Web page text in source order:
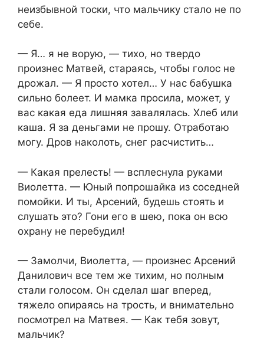
неизбывной тоски, что мальчику стало не по
себе.
— Я… я не ворую, — тихо, но твердо
произнес Матвей, стараясь, чтобы голос не
дрожал. — Я просто хотел… У нас бабушка
сильно болеет. И мамка просила, может, у
вас какая еда лишняя завалялась. Хлеб или
каша. Я за деньгами не прошу. Отработаю
могу. Дров наколоть, снег расчистить…
— Какая прелесть! — всплеснула руками
Виолетта. — Юный попрошайка из соседней
помойки. И ты, Арсений, будешь стоять и
слушать это? Гони его в шею, пока он всю
охрану не перебудил!
— Замолчи, Виолетта, — произнес Арсений
Данилович все тем же тихим, но полным
стали голосом. Он сделал шаг вперед,
тяжело опираясь на трость, и внимательно
посмотрел на Матвея. — Как тебя зовут,
мальчик?